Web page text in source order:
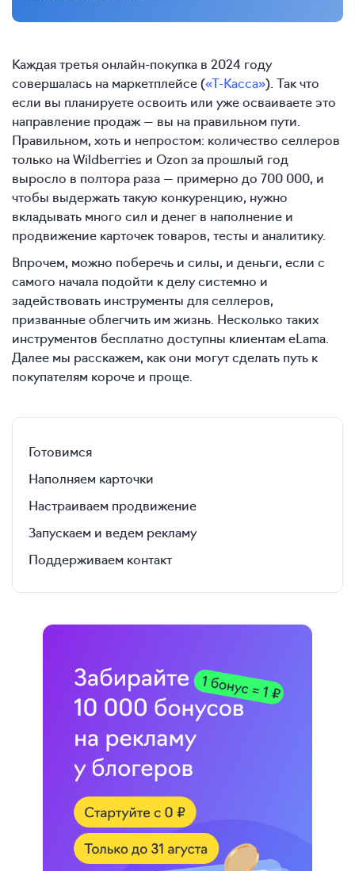
Каждая третья онлайн-покупка в 2024 году
совершалась на маркетплейсе («Т-Касса»). Так что
если вы планируете освоить или уже осваиваете это
направление продаж — вы на правильном пути.
Правильном, хоть и непростом: количество селлеров
только на Wildberries и Ozon за прошлый год
выросло в полтора раза — примерно до 700 000, и
чтобы выдержать такую конкуренцию, нужно
вкладывать много сил и денег в наполнение и
продвижение карточек товаров, тесты и аналитику.
Впрочем, можно поберечь и силы, и деньги, если с
самого начала подойти к делу системно и
задействовать инструменты для селлеров,
призванные облегчить им жизнь. Несколько таких
инструментов бесплатно доступны клиентам eLama.
Далее мы расскажем, как они могут сделать путь к
покупателям короче и проще.
Готовимся
Наполняем карточки
Настраиваем продвижение
Запускаем и ведем рекламу
Поддерживаем контакт